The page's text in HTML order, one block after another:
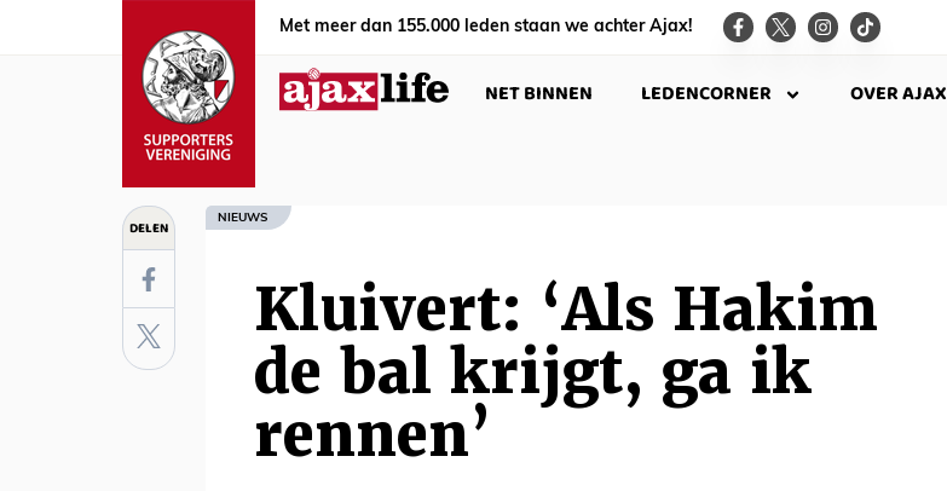
Met meer dan 155.000 leden staan we achter Ajax!
NET BINNEN LEDENCORNER OVER AJAX
DELEN NIEUWS
Kluivert: ‘Als Hakim
de bal krijgt, ga ik
rennen’